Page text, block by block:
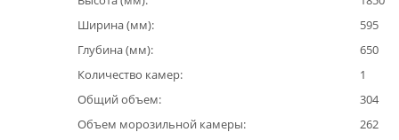
Ширина (мм)
595
Глубина (мм)
650
Количество камер
1
Общий объем
304
Объем морозильной камеры
262